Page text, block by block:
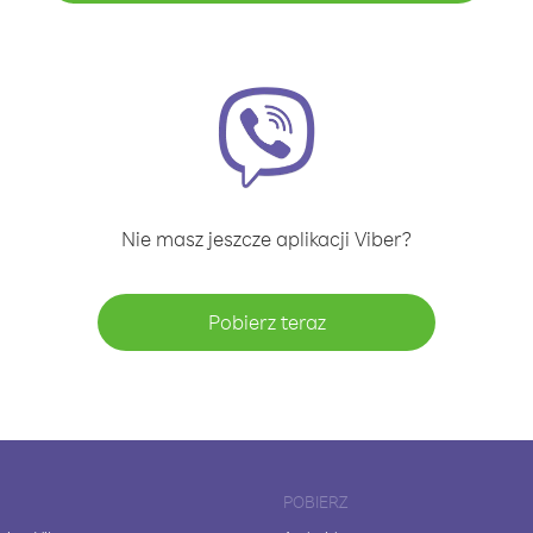
Nie masz jeszcze aplikacji Viber?
Pobierz teraz
POBIERZ